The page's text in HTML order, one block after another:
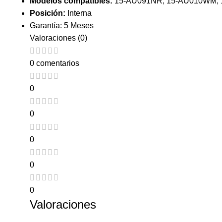
Posición: Interna
Garantía: 5 Meses
Valoraciones (0)
0 comentarios
0
0
0
0
0
Valoraciones